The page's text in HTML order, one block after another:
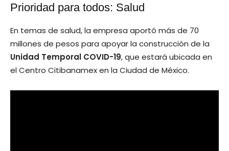
Prioridad para todos: Salud
En temas de salud, la empresa aportó más de 70
millones de pesos para apoyar la construcción de la
Unidad Temporal COVID-19, que estará ubicada en
el Centro Citibanamex en la Ciudad de México.